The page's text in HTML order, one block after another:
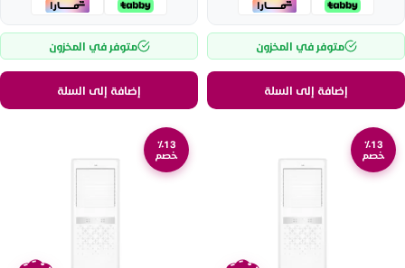
متوفر في المخزون
إضافة إلى السلة
متوفر في المخزون
إضافة إلى السلة
٪13
خصم
٪13
خصم